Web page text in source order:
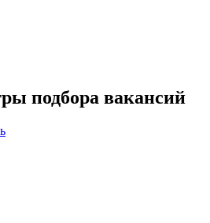
подбора вакансий